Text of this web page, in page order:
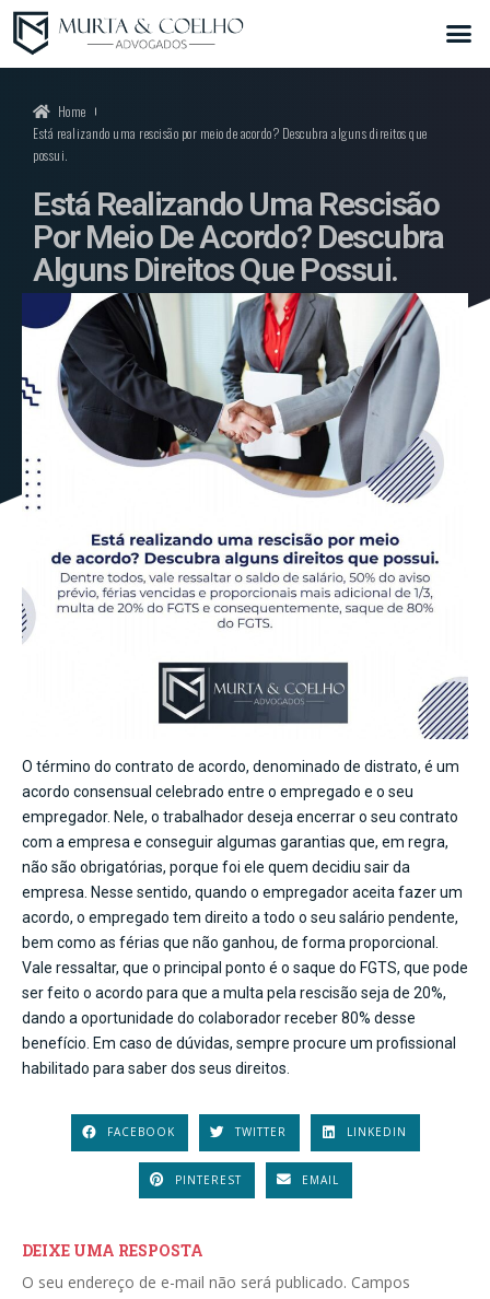
Home
Está realizando uma rescisão por meio de acordo? Descubra alguns direitos que
possui.
Está Realizando Uma Rescisão
Por Meio De Acordo? Descubra
Alguns Direitos Que Possui.
O término do contrato de acordo, denominado de distrato, é um
acordo consensual celebrado entre o empregado e o seu
empregador. Nele, o trabalhador deseja encerrar o seu contrato
com a empresa e conseguir algumas garantias que, em regra,
não são obrigatórias, porque foi ele quem decidiu sair da
empresa. Nesse sentido, quando o empregador aceita fazer um
acordo, o empregado tem direito a todo o seu salário pendente,
bem como as férias que não ganhou, de forma proporcional.
Vale ressaltar, que o principal ponto é o saque do FGTS, que pode
ser feito o acordo para que a multa pela rescisão seja de 20%,
dando a oportunidade do colaborador receber 80% desse
benefício. Em caso de dúvidas, sempre procure um profissional
habilitado para saber dos seus direitos.
FACEBOOK TWITTER LINKEDIN
PINTEREST EMAIL
DEIXE UMA RESPOSTA
O seu endereço de e-mail não será publicado. Campos